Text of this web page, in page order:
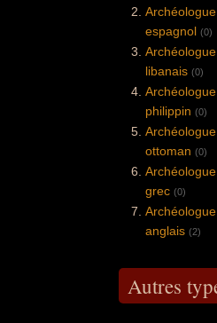
espagnol (0)
libanais (0)
philippin (0)
ottoman (0)
grec (0)
anglais (2)
Autres